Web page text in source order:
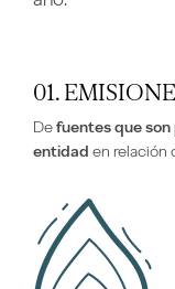
01.
Defuentes que
entidad en relación